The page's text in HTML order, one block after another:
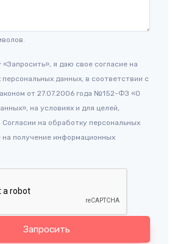
я даю свое согласие на
данных, в соответствии с
от 27.07.2006 года №152-ФЗ «О
на условиях и для целей,
Согласии на обработку персональных
на получение информационных
Запросить